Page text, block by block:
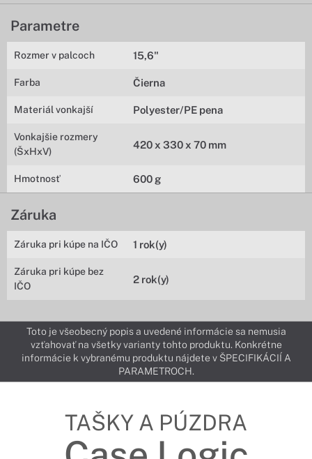
Parametre
Rozmer v palcoch 15,6"
Farba Čierna
Materiál vonkajší Polyester/PE pena
Vonkajšie rozmery
(ŠxHxV)
420 x 330 x 70 mm
Hmotnosť 600 g
Záruka
Záruka pri kúpe na IČO 1 rok(y)
Záruka pri kúpe bez
IČO
2 rok(y)
Toto je všeobecný popis a uvedené informácie sa nemusia
vzťahovať na všetky varianty tohto produktu. Konkrétne
informácie k vybranému produktu nájdete v ŠPECIFIKÁCIÍ A
PARAMETROCH.
TAŠKY A PÚZDRA